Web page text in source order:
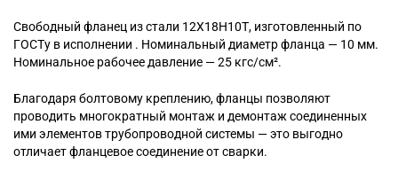
Свободный фланец из стали 12Х18Н10Т, изготовленный по
ГОСТу в исполнении . Номинальный диаметр фланца — 10 мм.
Номинальное рабочее давление — 25 кгс/см².
Благодаря болтовому креплению, фланцы позволяют
проводить многократный монтаж и демонтаж соединенных
ими элементов трубопроводной системы — это выгодно
отличает фланцевое соединение от сварки.